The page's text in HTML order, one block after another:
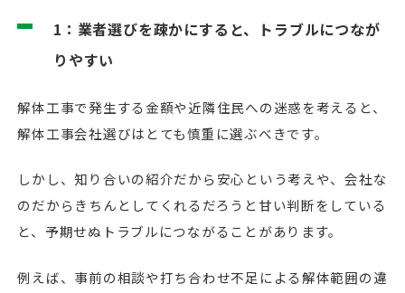
1：業者選びを疎かにすると、トラブルにつなが
りやすい
解体工事で発生する金額や近隣住民への迷惑を考えると、
解体工事会社選びはとても慎重に選ぶべきです。
しかし、知り合いの紹介だから安心という考えや、会社な
のだからきちんとしてくれるだろうと甘い判断をしている
と、予期せぬトラブルにつながることがあります。
例えば、事前の相談や打ち合わせ不足による解体範囲の違